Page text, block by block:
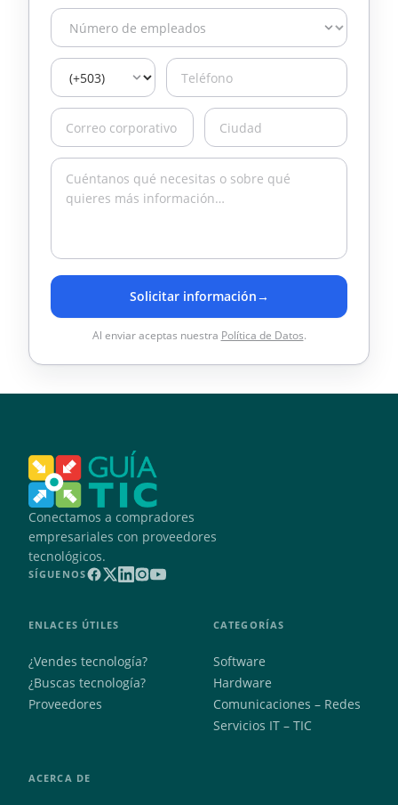
Solicitar información→
Al enviar aceptas nuestra Política de Datos.
Conectamos a compradores
empresariales con proveedores
tecnológicos.
SÍGUENOS
ENLACES ÚTILES
¿Vendes tecnología?
¿Buscas tecnología?
Proveedores
CATEGORÍAS
Software
Hardware
Comunicaciones – Redes
Servicios IT – TIC
ACERCA DE